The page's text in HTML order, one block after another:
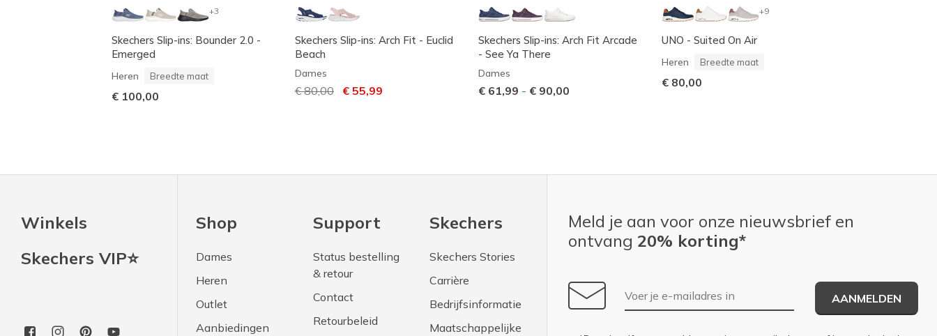
+3
Skechers Slip-ins: Bounder 2.0 -
Emerged
Heren Breedte maat
€ 100,00
Skechers Slip-ins: Arch Fit - Euclid
Beach
Dames
Prijs verlaagd van
€ 80,00 naar
€ 55,99
Skechers Slip-ins: Arch Fit Arcade
- See Ya There
Dames
€ 61,99 - € 90,00
+9
UNO - Suited On Air
Heren Breedte maat
€ 80,00
Winkels
Skechers VIP⭐
Shop
Dames
Heren
Outlet
Aanbiedingen
Support
Status bestelling
& retour
Contact
Retourbeleid
Skechers
Skechers Stories
Carrière
Bedrijfsinformatie
Maatschappelijke
Meld je aan voor onze nieuwsbrief en
ontvang 20% korting*
E-mailadres
AANMELDEN